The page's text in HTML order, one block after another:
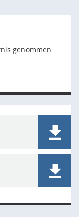
genommen